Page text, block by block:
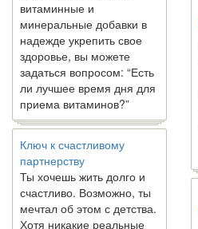
минеральные добавки в
надежде укрепить свое
здоровье, вы можете
задаться вопросом: “Есть
ли лучшее время дня для
приема витаминов?”
Ключ к счастливому
партнерству
Ты хочешь жить долго и
счастливо. Возможно, ты
мечтал об этом с детства.
Хотя никакие реальные
отношения не могут